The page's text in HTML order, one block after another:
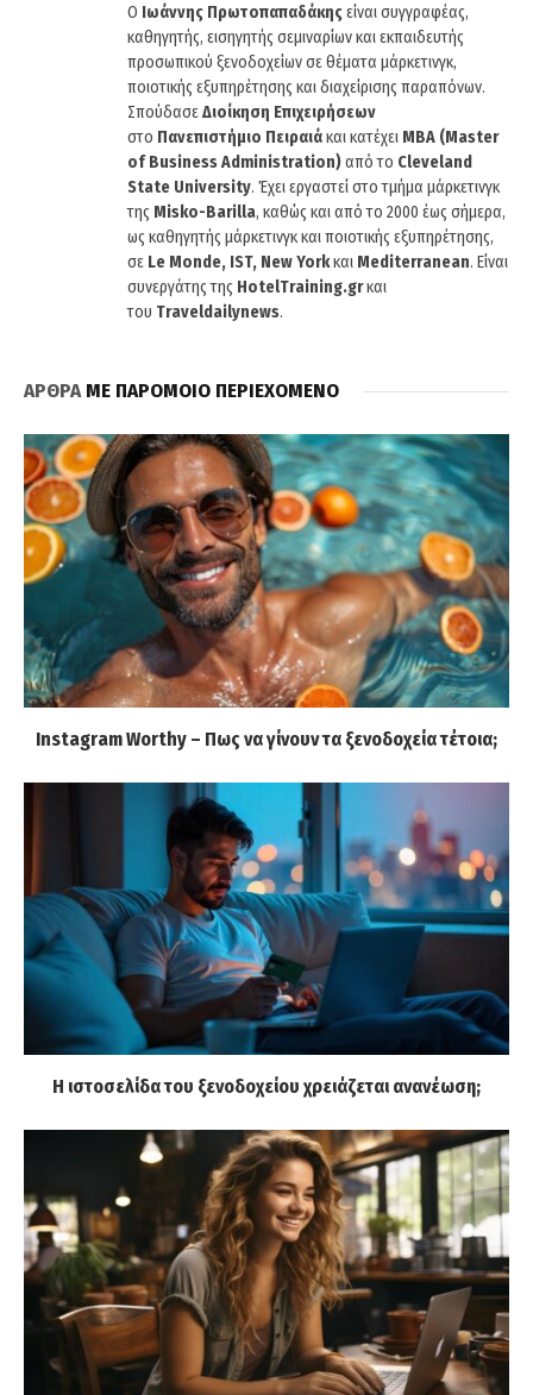
O Ιωάννης Πρωτοπαπαδάκηςείναι συγγραφέας,
καθηγητής, εισηγητής σεμιναρίων και εκπαιδευτής
προσωπικού ξενοδοχείων σε θέματα μάρκετινγκ,
ποιοτικής εξυπηρέτησης και διαχείρισης παραπόνων.
ΣπούδασεΔιοίκηση Επιχειρήσεων
στο Πανεπιστήμιο Πειραιάκαι κατέχει MBA (Master
of Business Administration)από το Cleveland
State University. Έχει εργαστεί στο τμήμα μάρκετινγκ
της Misko-Barilla, καθώς και από το 2000 έως σήμερα,
ως καθηγητής μάρκετινγκ και ποιοτικής εξυπηρέτησης,
σε Le Monde, IST, New Yorkκαι Mediterranean. Είναι
συνεργάτης της HotelTraining.grκαι
του Traveldailynews.
ΑΡΘΡΑΜΕ ΠΑΡΟΜΟΙΟ ΠΕΡΙΕΧΟΜΕΝΟ
Instagram Worthy – Πως να γίνουν τα ξενοδοχεία τέτοια;
Η ιστοσελίδα του ξενοδοχείου χρειάζεται ανανέωση;